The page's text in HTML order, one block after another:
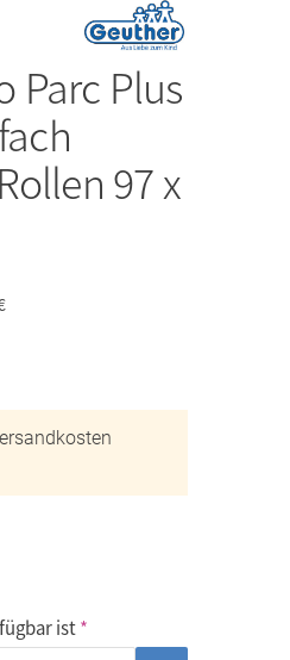
Parc Plus
97 x
ist